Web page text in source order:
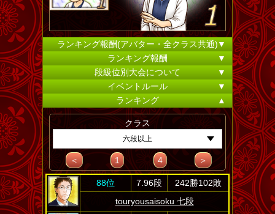
ランキング報酬(アバター・全クラス共通)▼
ランキング報酬
▼
段級位別大会について
▼
イベントルール
▼
ランキング
▲
クラス
六段以上
＜ 1 4 ＞
88位 7.96段
242勝102敗
touryousaisoku 七段